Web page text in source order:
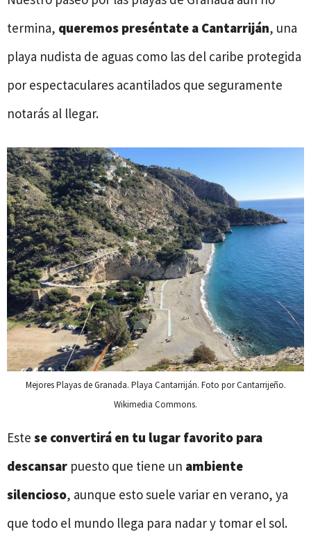
termina, queremos preséntate a Cantarriján, una
playa nudista de aguas como las del caribe protegida
por espectaculares acantilados que seguramente
notarás al llegar.
Mejores Playas de Granada. Playa Cantarriján. Foto por Cantarrijeño.
Wikimedia Commons.
Este se convertirá en tu lugar favorito para
descansar puesto que tiene un ambiente
silencioso, aunque esto suele variar en verano, ya
que todo el mundo llega para nadar y tomar el sol.